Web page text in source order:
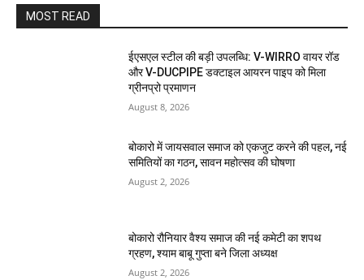
MOST READ
ईएसएल स्टील की बड़ी उपलब्धि: V-WIRRO वायर रॉड
और V-DUCPIPE डक्टाइल आयरन पाइप को मिला
ग्रीनप्रो प्रमाणन
August 8, 2026
बोकारो में जायसवाल समाज को एकजुट करने की पहल, नई
समितियों का गठन, सावन महोत्सव की घोषणा
August 2, 2026
बोकारो रौनियार वैश्य समाज की नई कमेटी का शपथ
ग्रहण, श्याम बाबू गुप्ता बने जिला अध्यक्ष
August 2, 2026